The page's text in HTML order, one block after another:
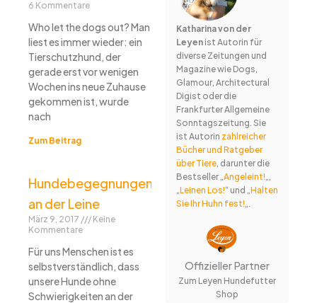
6 Kommentare
Who let the dogs out? Man
liest es immer wieder: ein
Tierschutzhund, der
gerade erst vor wenigen
Wochen ins neue Zuhause
gekommen ist, wurde
nach
Zum Beitrag
Hundebegegnungen
an der Leine
März 9, 2017
Keine
Kommentare
Für uns Menschen ist es
selbstverständlich, dass
unsere Hunde ohne
Schwierigkeiten an der
Katharina von der
Leyenist Autorin für
diverse Zeitungen und
Magazine wie Dogs,
Glamour, Architectural
Digist oder die
Frankfurter Allgemeine
Sonntagszeitung. Sie
ist Autorin zahlreicher
Bücher und Ratgeber
über Tiere, darunter die
Bestseller „Angeleint!„,
„Leinen Los!“ und „Halten
Sie Ihr Huhn fest!„.
Offizieller Partner
Zum Leyen Hundefutter
Shop